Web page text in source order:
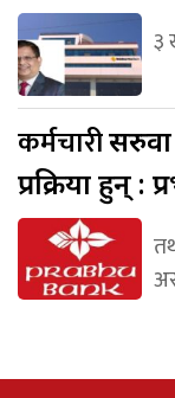
३
कर्मचारीसरुवा
प्रक्रिया हुन् :